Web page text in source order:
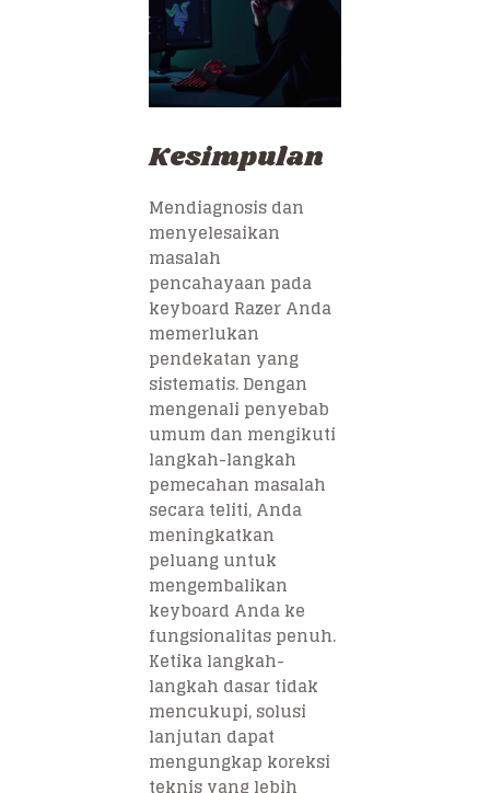
Kesimpulan
Mendiagnosis dan
menyelesaikan
masalah
pencahayaan pada
keyboard Razer Anda
memerlukan
pendekatan yang
sistematis. Dengan
mengenali penyebab
umum dan mengikuti
langkah-langkah
pemecahan masalah
secara teliti, Anda
meningkatkan
peluang untuk
mengembalikan
keyboard Anda ke
fungsionalitas penuh.
Ketika langkah-
langkah dasar tidak
mencukupi, solusi
lanjutan dapat
mengungkap koreksi